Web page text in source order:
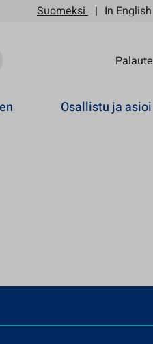
Suomeksi In English
Palaute
Osallistu ja asioi